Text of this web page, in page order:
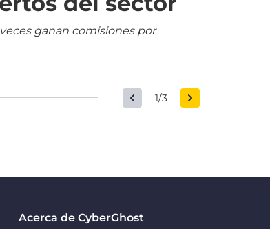
ganan comisiones por
1/3
Acerca de CyberGhost